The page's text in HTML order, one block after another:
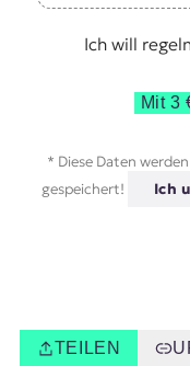
Ich will
Mit 3
* Diese Daten
gespeichert!
Ich
TEILEN